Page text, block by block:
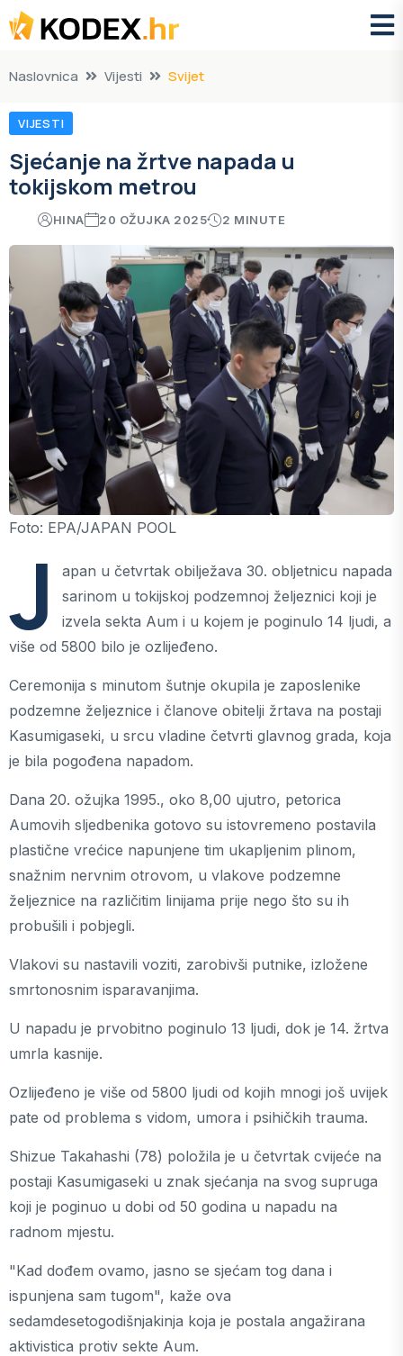
Naslovnica Vijesti Svijet
VIJESTI
Sjećanje na žrtve napada u
tokijskom metrou
HINA 20 OŽUJKA 2025 2 MINUTE
Foto: EPA/JAPAN POOL
J
apan u četvrtak obilježava 30. obljetnicu napada
sarinom u tokijskoj podzemnoj željeznici koji je
izvela sekta Aum i u kojem je poginulo 14 ljudi, a
više od 5800 bilo je ozlijeđeno.
Ceremonija s minutom šutnje okupila je zaposlenike
podzemne željeznice i članove obitelji žrtava na postaji
Kasumigaseki, u srcu vladine četvrti glavnog grada, koja
je bila pogođena napadom.
Dana 20. ožujka 1995., oko 8,00 ujutro, petorica
Aumovih sljedbenika gotovo su istovremeno postavila
plastične vrećice napunjene tim ukapljenim plinom,
snažnim nervnim otrovom, u vlakove podzemne
željeznice na različitim linijama prije nego što su ih
probušili i pobjegli.
Vlakovi su nastavili voziti, zarobivši putnike, izložene
smrtonosnim isparavanjima.
U napadu je prvobitno poginulo 13 ljudi, dok je 14. žrtva
umrla kasnije.
Ozlijeđeno je više od 5800 ljudi od kojih mnogi još uvijek
pate od problema s vidom, umora i psihičkih trauma.
Shizue Takahashi (78) položila je u četvrtak cvijeće na
postaji Kasumigaseki u znak sjećanja na svog supruga
koji je poginuo u dobi od 50 godina u napadu na
radnom mjestu.
"Kad dođem ovamo, jasno se sjećam tog dana i
ispunjena sam tugom", kaže ova
sedamdesetogodišnjakinja koja je postala angažirana
aktivistica protiv sekte Aum.